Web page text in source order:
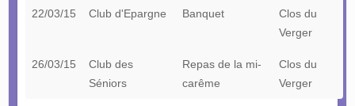
22/03/15 Club d'Epargne Banquet
Clos du
Verger
26/03/15
Club des
Séniors
Repas de la mi-
carême
Clos du
Verger